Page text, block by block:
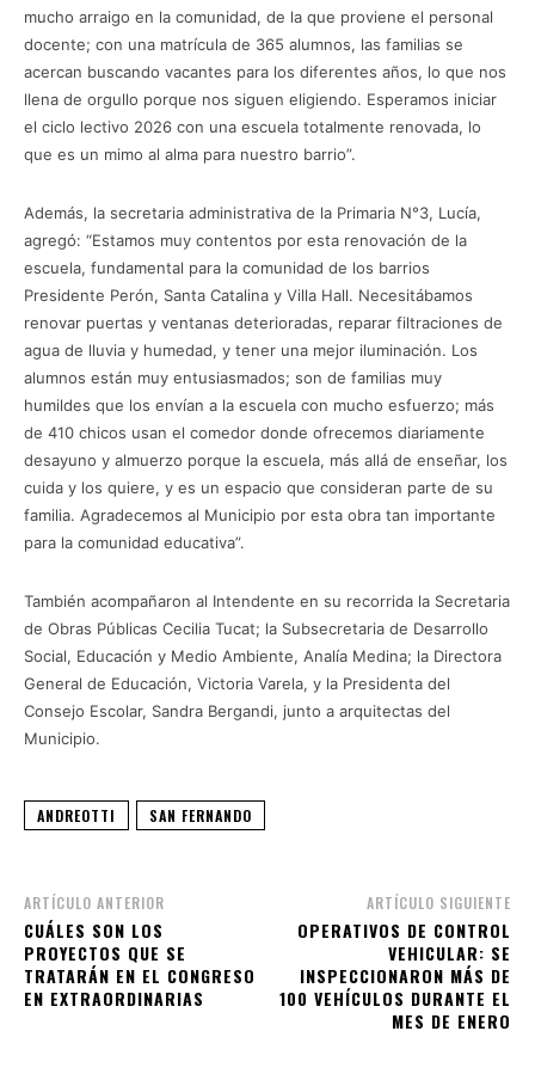
mucho arraigo en la comunidad, de la que proviene el personal
docente; con una matrícula de 365 alumnos, las familias se
acercan buscando vacantes para los diferentes años, lo que nos
llena de orgullo porque nos siguen eligiendo. Esperamos iniciar
el ciclo lectivo 2026 con una escuela totalmente renovada, lo
que es un mimo al alma para nuestro barrio”.
Además, la secretaria administrativa de la Primaria N°3, Lucía,
agregó: “Estamos muy contentos por esta renovación de la
escuela, fundamental para la comunidad de los barrios
Presidente Perón, Santa Catalina y Villa Hall. Necesitábamos
renovar puertas y ventanas deterioradas, reparar filtraciones de
agua de lluvia y humedad, y tener una mejor iluminación. Los
alumnos están muy entusiasmados; son de familias muy
humildes que los envían a la escuela con mucho esfuerzo; más
de 410 chicos usan el comedor donde ofrecemos diariamente
desayuno y almuerzo porque la escuela, más allá de enseñar, los
cuida y los quiere, y es un espacio que consideran parte de su
familia. Agradecemos al Municipio por esta obra tan importante
para la comunidad educativa”.
También acompañaron al Intendente en su recorrida la Secretaria
de Obras Públicas Cecilia Tucat; la Subsecretaria de Desarrollo
Social, Educación y Medio Ambiente, Analía Medina; la Directora
General de Educación, Victoria Varela, y la Presidenta del
Consejo Escolar, Sandra Bergandi, junto a arquitectas del
Municipio.
ANDREOTTI SAN FERNANDO
ARTÍCULO ANTERIOR
CUÁLES SON LOS
PROYECTOS QUE SE
TRATARÁN EN EL CONGRESO
EN EXTRAORDINARIAS
ARTÍCULO SIGUIENTE
OPERATIVOS DE CONTROL
VEHICULAR: SE
INSPECCIONARON MÁS DE
100 VEHÍCULOS DURANTE EL
MES DE ENERO